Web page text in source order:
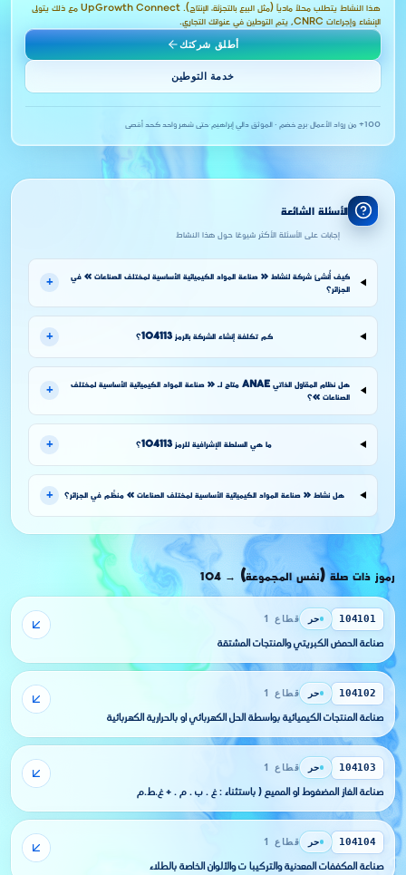
هذا النشاط يتطلب محلاً مادياً (مثل البيع بالتجزئة، الإنتاج). UpGrowth Connect مع ذلك يتولى
الإنشاء وإجراءات CNRC, يتم التوطين في عنوانك التجاري.
أطلق شركتك
خدمة التوطين
100+ من رواد الأعمال ·برج خضم · الموثق دالي إبراهيم ·حتى شهر واحد كحد أقصى
الأسئلة الشائعة
إجابات على الأسئلة الأكثر شيوعًا حول هذا النشاط
كيف أُنشئ شركة لنشاط « صناعة المواد الكيميائية الأساسية لمختلف الصناعات » في
الجزائر؟
+
كم تكلفة إنشاء الشركة بالرمز 104113؟ +
هل نظام المقاول الذاتي ANAE متاح لـ « صناعة المواد الكيميائية الأساسية لمختلف
الصناعات »؟
+
ما هي السلطة الإشرافية للرمز 104113؟ +
هل نشاط « صناعة المواد الكيميائية الأساسية لمختلف الصناعات » منظَّم في الجزائر؟ +
رموز ذات صلة (نفس المجموعة) →
104
104101 حر قطاع 1
صناعة الحمض الكبريتي والمنتجات المشتقة
104102 حر قطاع 1
صناعة المنتجات الكيميائية بواسطة الحل الكهربائي أو بالحرارية الكهربائية
104103 حر قطاع 1
صناعة الغاز المضغوط أو المميع ( باستثناء : غ . ب . م . + غ.ط.م
104104 حر قطاع 1
صناعة المكففات المعدنية والتركيبا ت والألوان الخاصة بالطلاء